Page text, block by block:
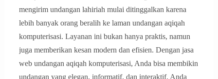
mengirim undangan lahiriah mulai ditinggalkan karena
lebih banyak orang beralih ke laman undangan aqiqah
komputerisasi. Layanan ini bukan hanya praktis, namun
juga memberikan kesan modern dan efisien. Dengan jasa
web undangan aqiqah komputerisasi, Anda bisa membikin
undangan yang elegan, informatif, dan interaktif. Anda